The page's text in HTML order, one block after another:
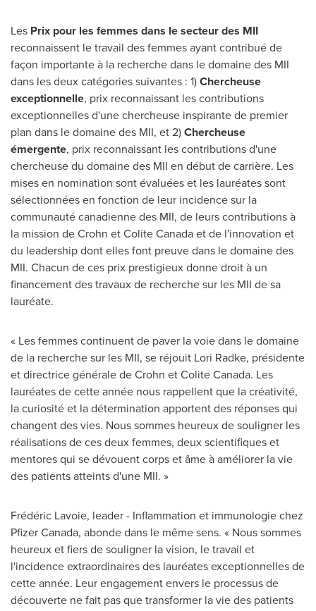
Les Prix pour les femmes dans le secteur des MII
reconnaissent le travail des femmes ayant contribué de
façon importante à la recherche dans le domaine des MII
dans les deux catégories suivantes : 1)Chercheuse
exceptionnelle, prix reconnaissant les contributions
exceptionnelles d'une chercheuse inspirante de premier
plan dans le domaine des MII, et 2)Chercheuse
émergente, prix reconnaissant les contributions d'une
chercheuse du domaine des MII en début de carrière. Les
mises en nomination sont évaluées et les lauréates sont
sélectionnées en fonction de leur incidence sur la
communauté canadienne des MII, de leurs contributions à
la mission de Crohn et Colite Canada et de l'innovation et
du leadership dont elles font preuve dans le domaine des
MII. Chacun deces prix prestigieux donne droit à un
financement des travaux de recherche sur les MII desa
lauréate.
« Les femmes continuent de paver la voie dans le domaine
de la recherche sur les MII, se réjouit Lori Radke, présidente
et directrice générale de Crohn et Colite Canada. Les
lauréates de cette année nous rappellent que la créativité,
la curiosité et la détermination apportent des réponses qui
changent des vies. Nous sommes heureux de souligner les
réalisations de ces deux femmes, deux scientifiques et
mentores qui se dévouent corps et âme à améliorer la vie
des patients atteints d'une MII. »
Frédéric Lavoie, leader - Inflammation et immunologie chez
Pfizer Canada, abonde dans le même sens. « Nous sommes
heureux et fiers de souligner la vision, le travail et
l'incidence extraordinaires des lauréates exceptionnelles de
cette année. Leur engagement envers le processus de
découverte ne fait pas que transformer la vie des patients